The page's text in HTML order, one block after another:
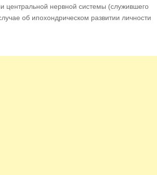
центральной нервной системы (служившего
об ипохондрическом развитии личности